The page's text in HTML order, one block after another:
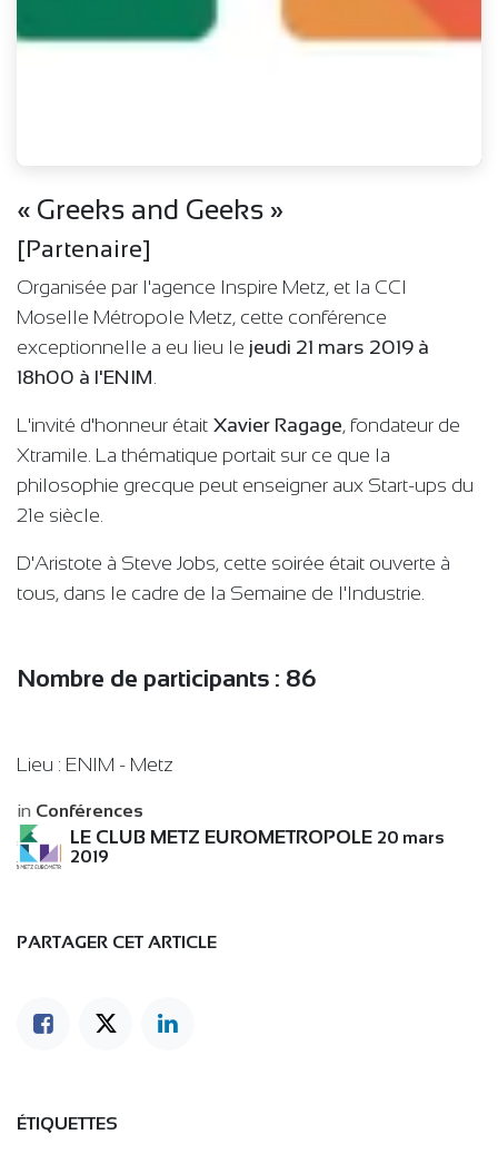
« Greeks and Geeks »
[Partenaire]
Organisée par l'agence Inspire Metz, et la CCI
Moselle Métropole Metz, cette conférence
exceptionnelle a eu lieu le jeudi 21 mars 2019 à
18h00 à l'ENIM.
L'invité d'honneur était Xavier Ragage, fondateur de
Xtramile. La thématique portait sur ce que la
philosophie grecque peut enseigner aux Start-ups du
21e siècle.
D'Aristote à Steve Jobs, cette soirée était ouverte à
tous, dans le cadre de la Semaine de l'Industrie.
Nombre de participants : 86
Lieu : ENIM - Metz
in Conférences
LE CLUB METZ EUROMETROPOLE 20 mars
2019
PARTAGER CET ARTICLE
ÉTIQUETTES